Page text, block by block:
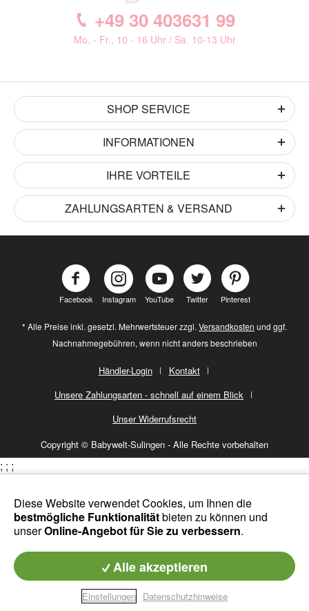
+49 30 403631 99
Mo. - Fr., 10 - 16 Uhr / Sa. 10-13 Uhr
SHOP SERVICE
INFORMATIONEN
IHRE VORTEILE
ZAHLUNGSARTEN & VERSAND
Facebook Instagram YouTube Twitter Pinterest
* Alle Preise inkl. gesetzl. Mehrwertsteuer zzgl. Versandkosten und ggf.
Nachnahmegebühren, wenn nicht anders beschrieben
Händler-Login
Kontakt
Unsere Zahlungsarten - schnell auf einem Blick
Unser Widerrufsrecht
Copyright © Babywelt-Sulingen - Alle Rechte vorbehalten
Diese Website verwendet Cookies, um Ihnen die
bestmögliche Funktionalitätbieten zu können und
unserOnline-Angebot für Sie zu verbessern.
Alle akzeptieren
Einstellungen Datenschutzhinweise
; ; ;